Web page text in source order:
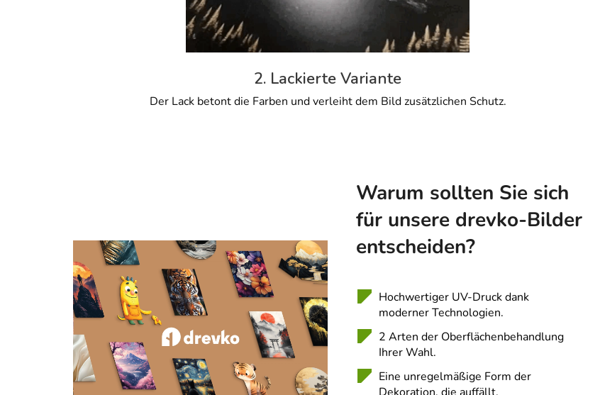
2. Lackierte Variante
Der Lack betont die Farben und verleiht dem Bild zusätzlichen Schutz.
Warum sollten Sie sich
für unsere drevko-Bilder
entscheiden?
Hochwertiger UV-Druck dank
moderner Technologien.
2 Arten der Oberflächenbehandlung
Ihrer Wahl.
Eine unregelmäßige Form der